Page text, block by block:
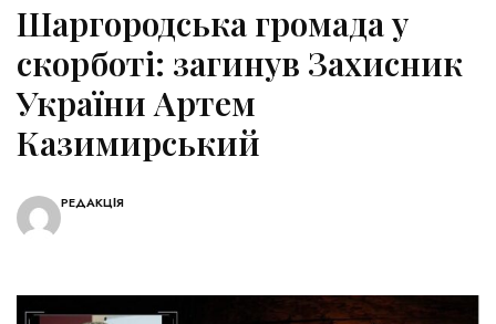
Шаргородська громада у
скорботі: загинув Захисник
України Артем
Казимирський
РЕДАКЦІЯ